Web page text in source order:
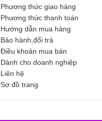
Phương thức giao hàng
Phương thức thanh toán
Hướng dẫn mua hàng
Bảo hành,đổi trả
Điều khoản mua bán
Dành cho doanh nghiệp
Liên hệ
Sơ đồ trang